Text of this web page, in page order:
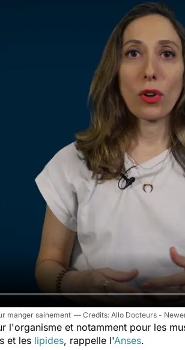
manger sainement Allo Docteurs -
l'organisme et notamment pour les
et les lipides, rappelle l'Anses.